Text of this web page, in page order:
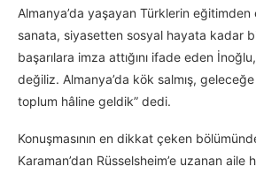
Almanya’da yaşayan Türklerin
sanata, siyasetten sosyal hayata kadar
başarılara imza attığını ifade eden
değiliz. Almanya’da kök salmış,
toplum hâline geldik” dedi.
Konuşmasının en dikkat çeken
Karaman’dan Rüsselsheim’e uzanan aile